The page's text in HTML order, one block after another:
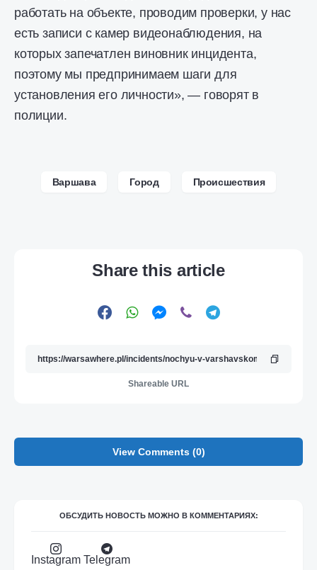
работать на объекте, проводим проверки, у нас
есть записи с камер видеонаблюдения, на
которых запечатлен виновник инцидента,
поэтому мы предпринимаем шаги для
установления его личности», — говорят в
полиции.
Варшава Город Происшествия
Share this article
Shareable URL
View Comments (0)
ОБСУДИТЬ НОВОСТЬ МОЖНО В КОММЕНТАРИЯХ:
Instagram Telegram